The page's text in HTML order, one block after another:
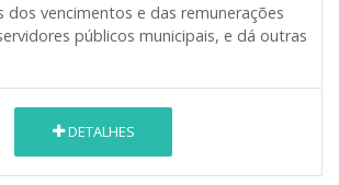
dos vencimentos e das remunerações
públicos municipais, e dá outras
DETALHES